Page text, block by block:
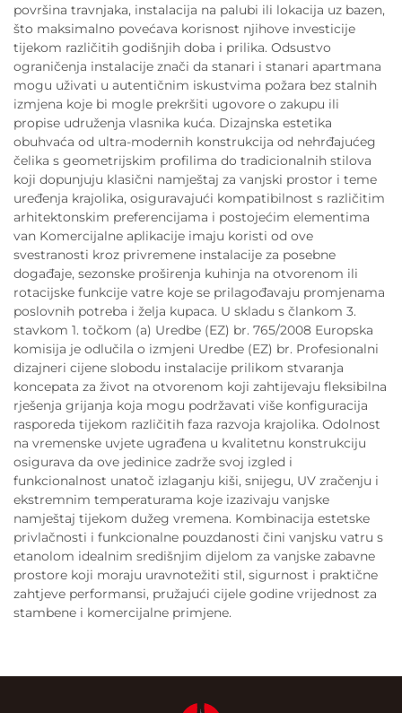
površina travnjaka, instalacija na palubi ili lokacija uz bazen,
što maksimalno povećava korisnost njihove investicije
tijekom različitih godišnjih doba i prilika. Odsustvo
ograničenja instalacije znači da stanari i stanari apartmana
mogu uživati u autentičnim iskustvima požara bez stalnih
izmjena koje bi mogle prekršiti ugovore o zakupu ili
propise udruženja vlasnika kuća. Dizajnska estetika
obuhvaća od ultra-modernih konstrukcija od nehrđajućeg
čelika s geometrijskim profilima do tradicionalnih stilova
koji dopunjuju klasični namještaj za vanjski prostor i teme
uređenja krajolika, osiguravajući kompatibilnost s različitim
arhitektonskim preferencijama i postojećim elementima
van Komercijalne aplikacije imaju koristi od ove
svestranosti kroz privremene instalacije za posebne
događaje, sezonske proširenja kuhinja na otvorenom ili
rotacijske funkcije vatre koje se prilagođavaju promjenama
poslovnih potreba i želja kupaca. U skladu s člankom 3.
stavkom 1. točkom (a) Uredbe (EZ) br. 765/2008 Europska
komisija je odlučila o izmjeni Uredbe (EZ) br. Profesionalni
dizajneri cijene slobodu instalacije prilikom stvaranja
koncepata za život na otvorenom koji zahtijevaju fleksibilna
rješenja grijanja koja mogu podržavati više konfiguracija
rasporeda tijekom različitih faza razvoja krajolika. Odolnost
na vremenske uvjete ugrađena u kvalitetnu konstrukciju
osigurava da ove jedinice zadrže svoj izgled i
funkcionalnost unatoč izlaganju kiši, snijegu, UV zračenju i
ekstremnim temperaturama koje izazivaju vanjske
namještaj tijekom dužeg vremena. Kombinacija estetske
privlačnosti i funkcionalne pouzdanosti čini vanjsku vatru s
etanolom idealnim središnjim dijelom za vanjske zabavne
prostore koji moraju uravnotežiti stil, sigurnost i praktične
zahtjeve performansi, pružajući cijele godine vrijednost za
stambene i komercijalne primjene.